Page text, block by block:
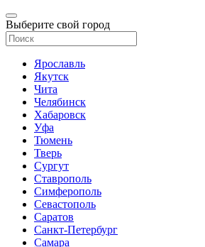
Выберите свой город
Ярославль
Якутск
Чита
Челябинск
Хабаровск
Уфа
Тюмень
Тверь
Сургут
Ставрополь
Симферополь
Севастополь
Саратов
Санкт-Петербург
Самара